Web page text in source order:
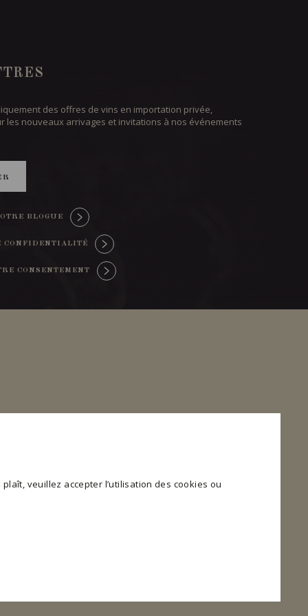
veuillez accepter l’utilisation des cookies ou
des offres de vins en importation privée,
les nouveaux arrivages et invitations à nos événements
BLOGUE
CONFIDENTIALITÉ
CONSENTEMENT